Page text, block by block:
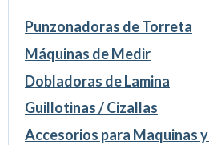
Punzonadoras de Torreta
Máquinas de Medir
Dobladoras de Lamina
Guillotinas / Cizallas
Accesorios para Maquinas